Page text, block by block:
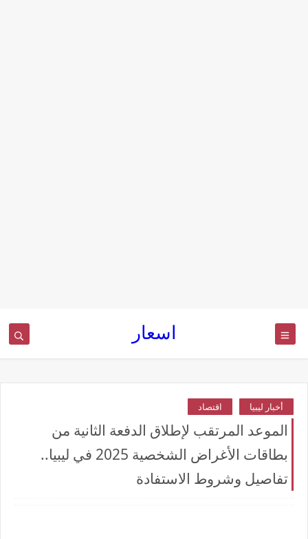
اسعار
أخبار ليبيا اقتصاد
الموعد المرتقب لإطلاق الدفعة الثانية من
بطاقات الأغراض الشخصية 2025 في ليبيا..
تفاصيل وشروط الاستفادة